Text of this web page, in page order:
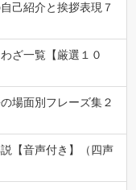
己紹介と挨拶表現７
ざ一覧【厳選１０
場面別フレーズ集２
【音声付き】（四声